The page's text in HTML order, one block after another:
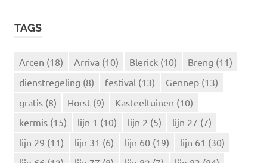
e
TAGS
Arcen (18) Arriva (10) Blerick (10) Breng (11)
dienstregeling (8) festival (13) Gennep (13)
gratis (8) Horst (9) Kasteeltuinen (10)
kermis (15) lijn 1 (10) lijn 2 (5) lijn 27 (7)
lijn 29 (11) lijn 31 (6) lijn 60 (19) lijn 61 (30)